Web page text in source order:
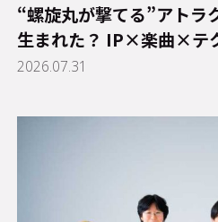
“螺旋丸が撃てる”アトラ
生まれた？ IP×楽曲×テ
2026.07.31